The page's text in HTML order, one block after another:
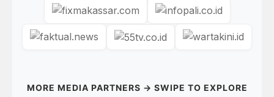
MORE MEDIA PARTNERS → SWIPE TO EXPLORE